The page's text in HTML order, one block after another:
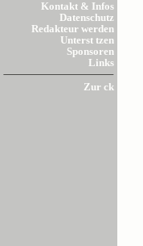
Kontakt & Infos
Datenschutz
Redakteur werden
Unterst tzen
Sponsoren
Links
Zur ck